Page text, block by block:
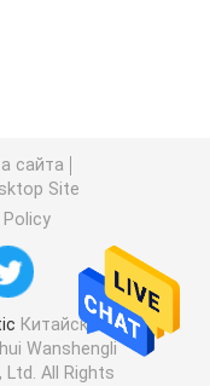
сайта
Site
Policy
Китайская
Wanshengli
All Rights